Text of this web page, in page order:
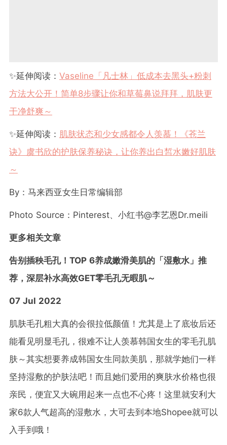
✨延伸阅读： Vaseline「凡士林」低成本去黑头+粉刺
方法大公开！简单8步骤让你和草莓鼻说拜拜，肌肤更
干净舒爽～
✨延伸阅读： 肌肤状态和少女感都令人羡慕！《苍兰
诀》虞书欣的护肤保养秘诀，让你养出白皙水嫩好肌肤
～
By ：马来西亚女生日常编辑部
Photo Source ： Pinterest、小红书@李艺恩Dr.meili
更多相关文章
告别插秧毛孔！TOP 6养成嫩滑美肌的「湿敷水」推
荐，深层补水高效GET零毛孔无暇肌～
07 Jul 2022
肌肤毛孔粗大真的会很拉低颜值！尤其是上了底妆后还
能看见明显毛孔，很难不让人羡慕韩国女生的零毛孔肌
肤～其实想要养成韩国女生同款美肌，那就学她们一样
坚持湿敷的护肤法吧！而且她们爱用的爽肤水价格也很
亲民，便宜又大碗用起来一点也不心疼！这里就安利大
家6款人气超高的湿敷水，大可去到本地Shopee就可以
入手到哦！